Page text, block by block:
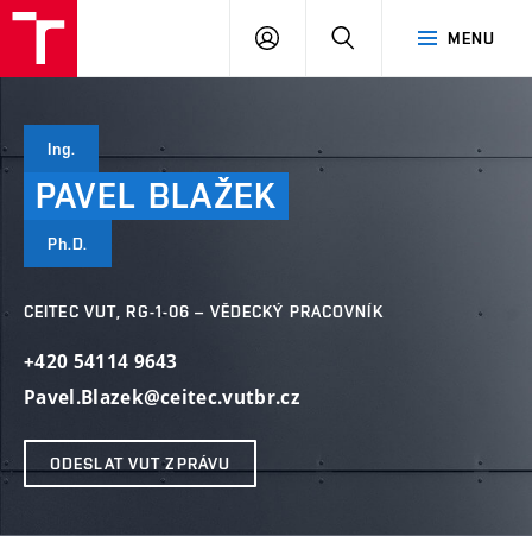
MENU
PŘIHLÁSIT
Ing.
PAVEL BLAŽEK
Ph.D.
CEITEC VUT, RG-1-06 – VĚDECKÝ PRACOVNÍK
+420 54114 9643
Pavel.Blazek@ceitec.vutbr.cz
ODESLAT VUT ZPRÁVU